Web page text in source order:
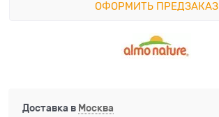
ОФОРМИТЬ ПРЕДЗАКАЗ
Доставка в Москва